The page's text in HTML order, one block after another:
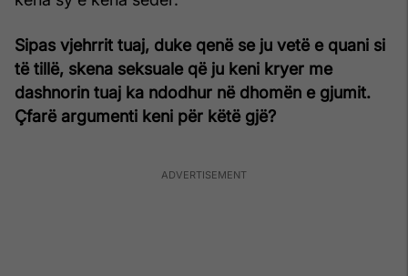
Sipas vjehrrit tuaj, duke qenë se ju vetë e quani si
të tillë, skena seksuale që ju keni kryer me
dashnorin tuaj ka ndodhur në dhomën e gjumit.
Çfarë argumenti keni për këtë gjë?